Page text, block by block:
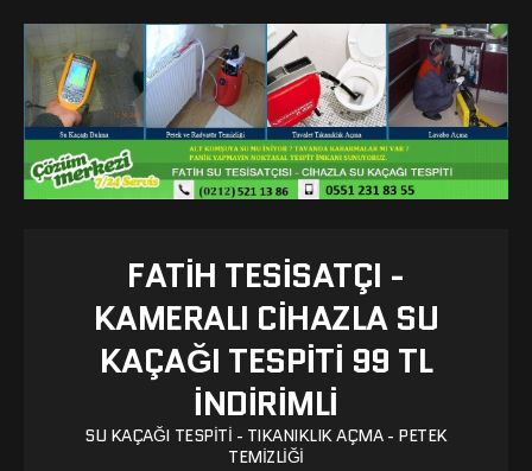
FATIH TESISATÇI -
KAMERALI CIHAZLA SU
KAÇAĞI TESPITI 99 TL
İNDİRİMLİ
SU KAÇAĞI TESPITI - TIKANIKLIK AÇMA - PETEK
TEMIZLIĞI